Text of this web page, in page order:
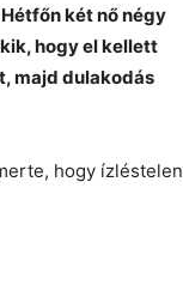
Hétfőn két nő négy
hogy el kellett
majd dulakodás
hogy ízléstelen